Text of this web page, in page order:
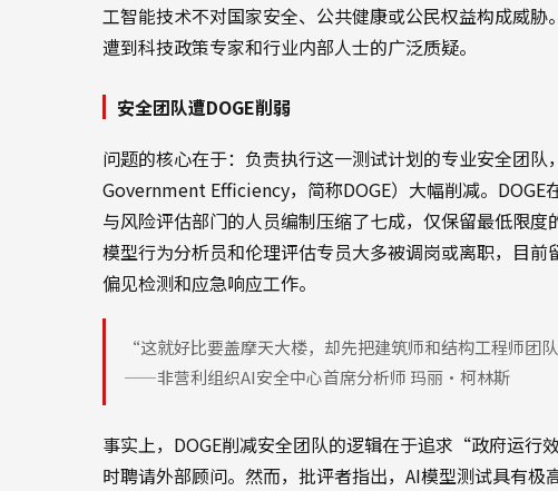
工智能技术不对国家安全、公共健康或公民权益构成威
遭到科技政策专家和行业内部人士的广泛质疑。
安全团队遭DOGE削弱
问题的核心在于：负责执行这一测试计划的专业安全团
Government Efficiency，简称DOGE）大幅削减。
与风险评估部门的人员编制压缩了七成，仅保留最低限度
模型行为分析员和伦理评估专员大多被调岗或离职，目前
偏见检测和应急响应工作。
“这就好比要盖摩天大楼，却先把建筑师和结构工程师团
——非营利组织AI安全中心首席分析师 玛丽·柯林斯
事实上，DOGE削减安全团队的逻辑在于追求“政府运行
时聘请外部顾问。然而，批评者指出，AI模型测试具有